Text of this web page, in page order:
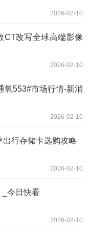
2026-02-10
CT改写全球高端影像
2026-02-10
氧553#市场行情-新消
2026-02-10
出行存储卡选购攻略
2026-02-10
_今日快看
2026-02-10